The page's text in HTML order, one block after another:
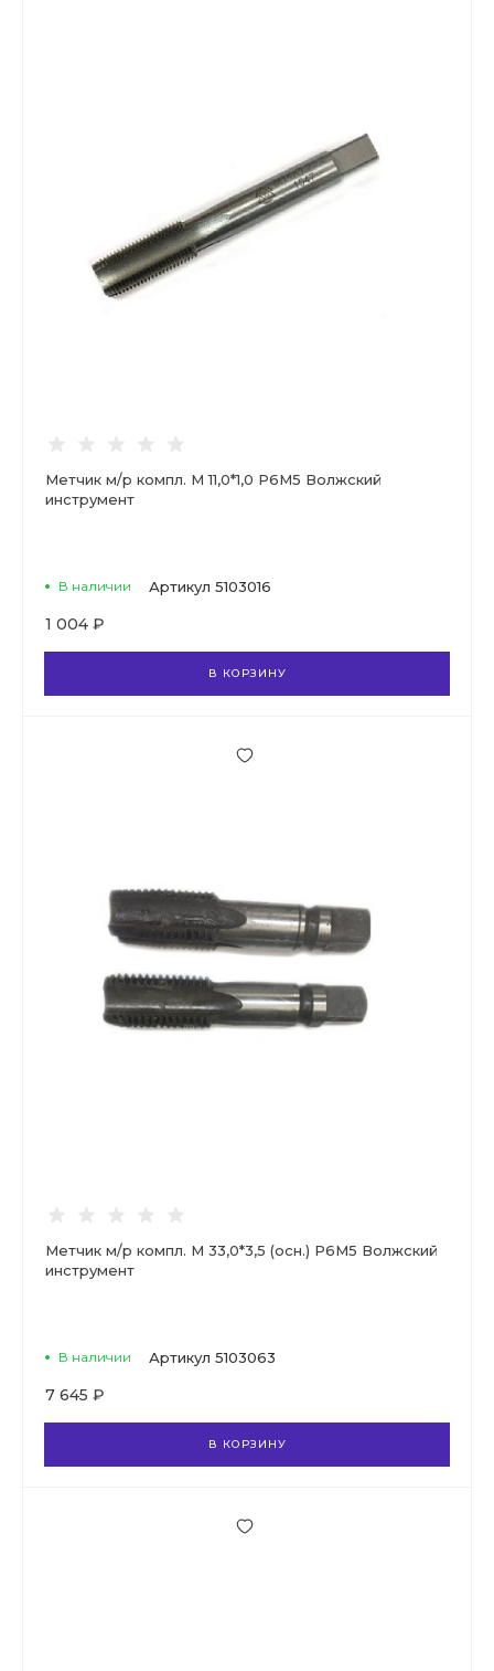
Метчик м/р компл. М 11,0*1,0 Р6М5 Волжский
инструмент
В наличии Артикул 5103016
1 004 ₽
В КОРЗИНУ
Метчик м/р компл. М 33,0*3,5 (осн.) Р6М5 Волжский
инструмент
В наличии Артикул 5103063
7 645 ₽
В КОРЗИНУ